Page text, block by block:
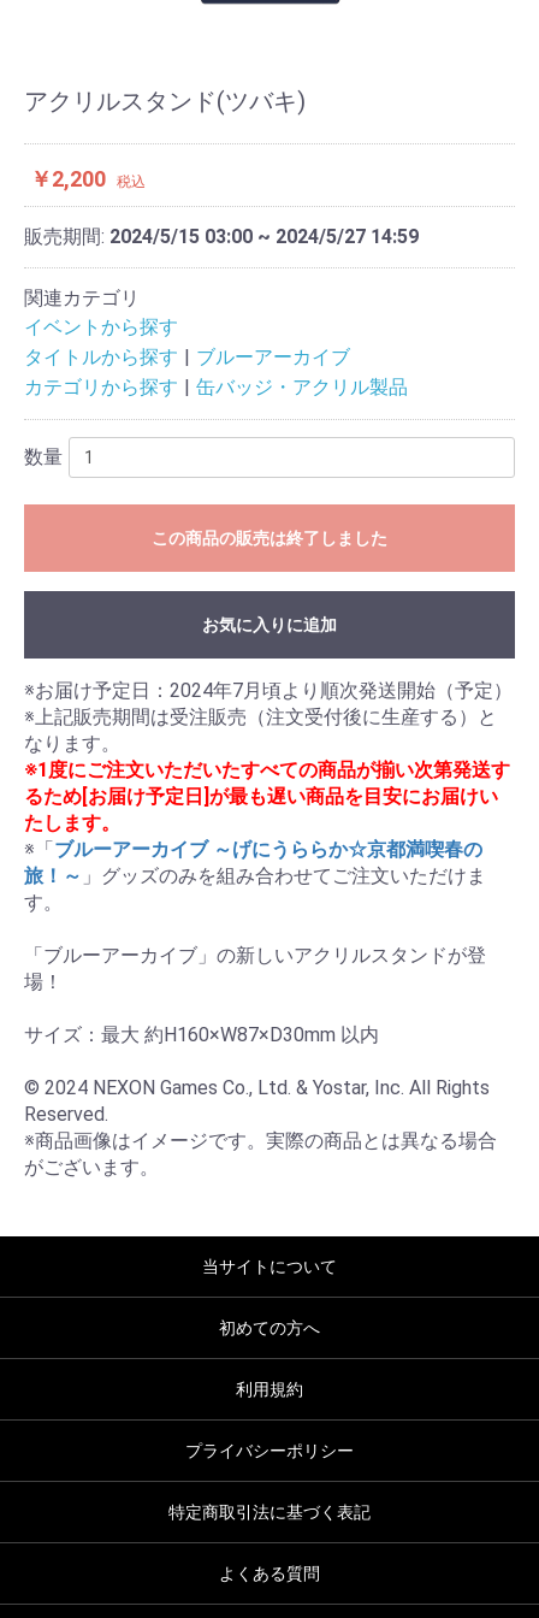
アクリルスタンド(ツバキ)
￥2,200 税込
販売期間: 2024/5/15 03:00 ~ 2024/5/27 14:59
関連カテゴリ
イベントから探す
タイトルから探す
ブルーアーカイブ
カテゴリから探す
缶バッジ・アクリル製品
数量
この商品の販売は終了しました
お気に入りに追加
※お届け予定日：2024年7月頃より順次発送開始（予定）
※上記販売期間は受注販売（注文受付後に生産する）と
※1度にご注文いただいたすべての商品が揃い次第発送す
るため[お届け予定日]が最も遅い商品を目安にお届けい
たします。
※「ブルーアーカイブ ～げにうららか☆京都満喫春の
旅！～ 」グッズのみを組み合わせてご注文いただけま
す。
「ブルーアーカイブ」の新しいアクリルスタンドが登
場！
サイズ：最大 約H160×W87×D30mm 以内
© 2024 NEXON Games Co., Ltd. & Yostar, Inc. All Rights
Reserved.
※商品画像はイメージです。実際の商品とは異なる場合
がございます。
当サイトについて
初めての方へ
利用規約
プライバシーポリシー
特定商取引法に基づく表記
よくある質問